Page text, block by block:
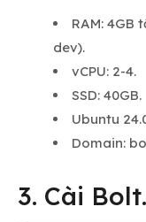
RAM: 4GB
dev).
vCPU: 2-4.
SSD: 40GB.
Ubuntu
Domain:
3. Cài